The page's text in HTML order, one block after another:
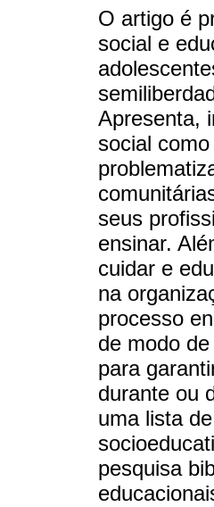
O artigo é
social e
Apresenta,
social
seus
ensinar.
cuidar e
na
processo
de modo
para
durante ou
uma lista
pesquisa